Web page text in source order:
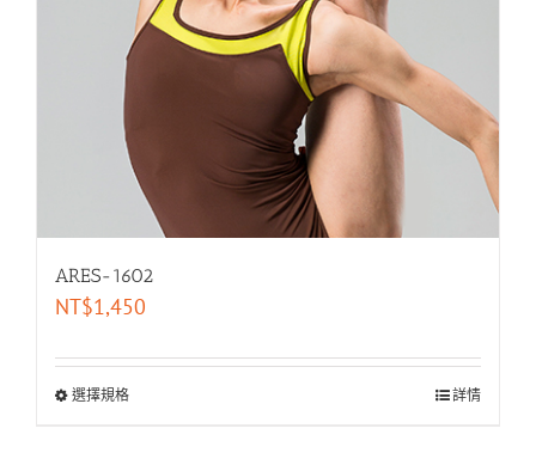
ARES-1602
NT$1,450
選擇規格 詳情